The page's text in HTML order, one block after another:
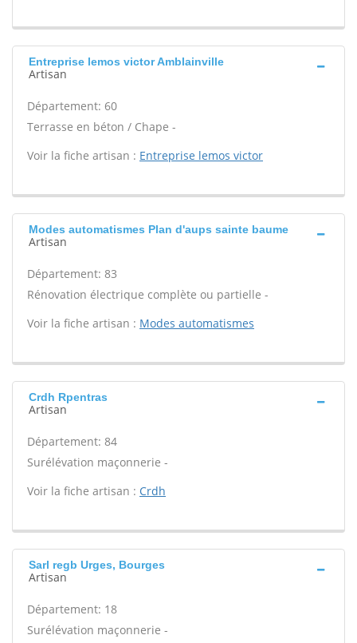
Entreprise lemos victor Amblainville
Artisan
Département: 60
Terrasse en béton / Chape -
Voir la fiche artisan : Entreprise lemos victor
Modes automatismes Plan d'aups sainte baume
Artisan
Département: 83
Rénovation électrique complète ou partielle -
Voir la fiche artisan : Modes automatismes
Crdh Rpentras
Artisan
Département: 84
Surélévation maçonnerie -
Voir la fiche artisan : Crdh
Sarl regb Urges, Bourges
Artisan
Département: 18
Surélévation maçonnerie -